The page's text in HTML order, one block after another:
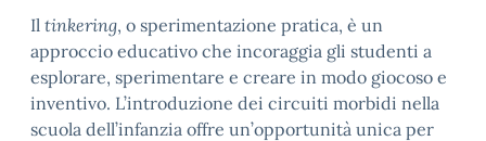
Il tinkering, o sperimentazione pratica, è un
approccio educativo che incoraggia gli studenti a
esplorare, sperimentare e creare in modo giocoso e
inventivo. L’introduzione dei circuiti morbidi nella
scuola dell’infanzia offre un’opportunità unica per